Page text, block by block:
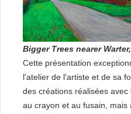
Bigger Trees nearer
Cette présentation
l'atelier de l'artiste et de sa
des créations réalisées
au crayon et au fusain,